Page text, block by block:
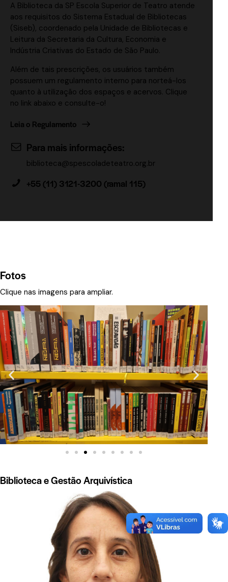
A Biblioteca da SP Escola Superior de Teatro atende
aos requisitos do Sistema Estadual de Bibliotecas
(Siseb), coordenado pela Unidade de Bibliotecas e
Leitura da Secretaria da Cultura, Economia e
Indústria Criativas do Estado de São Paulo.
Além de tais prescrições, os usuários também
possuem um regulamento interno para norteá-los
quanto à utilização dos espaços e acervos. Clique
no link abaixo e consulte-o!
Leia o Regulamento
Para mais informações:
biblioteca@spescoladeteatro.org.br
+55 (11) 3121-3200 (ramal 115)
Fotos
Clique nas imagens para ampliar.
Biblioteca e Gestão Arquivística